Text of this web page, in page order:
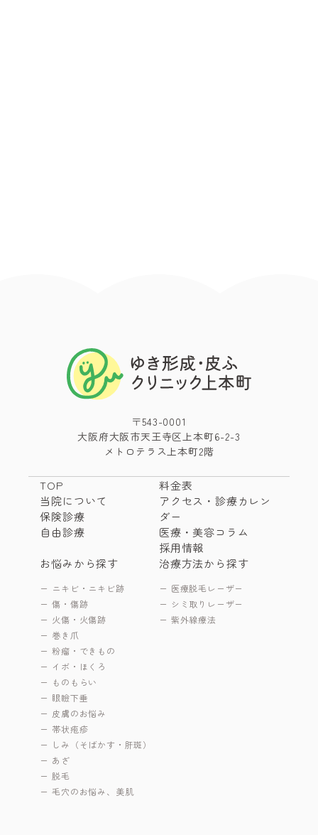
〒543-0001
大阪府大阪市天王寺区上本町6-2-3
メトロテラス上本町2階
TOP
当院について
保険診療
自由診療
料金表
アクセス・診療カレン
ダー
医療・美容コラム
採用情報
お悩みから探す
ニキビ・ニキビ跡
傷・傷跡
火傷・火傷跡
巻き爪
粉瘤・できもの
イボ・ほくろ
ものもらい
眼瞼下垂
皮膚のお悩み
帯状疱疹
しみ（そばかす・肝斑）
あざ
脱毛
毛穴のお悩み、美肌
治療方法から探す
医療脱毛レーザー
シミ取りレーザー
紫外線療法